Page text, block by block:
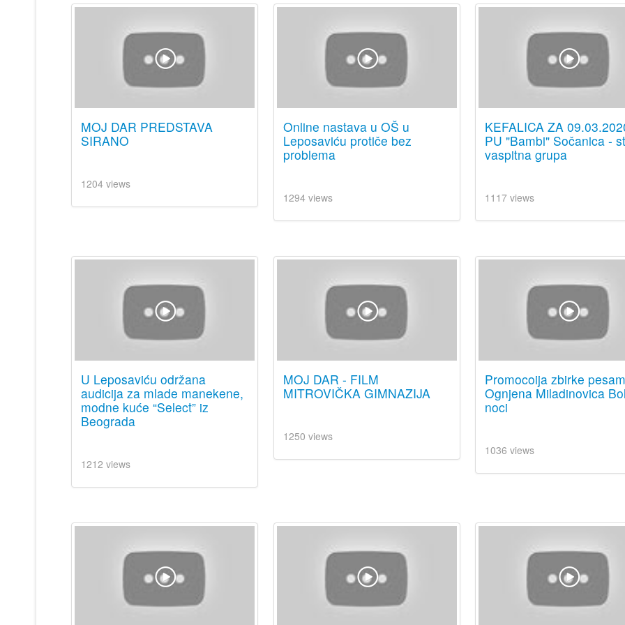
MOJ DAR PREDSTAVA
SIRANO
1204 views
Online nastava u OŠ u
Leposaviću protiče bez
problema
1294 views
KEFALICA ZA
PU "Bambi" Sočanica -
vaspitna grupa
1117 views
U Leposaviću održana
audicija za mlade manekene,
modne kuće “Select” iz
Beograda
1212 views
MOJ DAR - FILM
MITROVIČKA GIMNAZIJA
1250 views
Promocoija zbirke
Ognjena Miladinovica
noci
1036 views